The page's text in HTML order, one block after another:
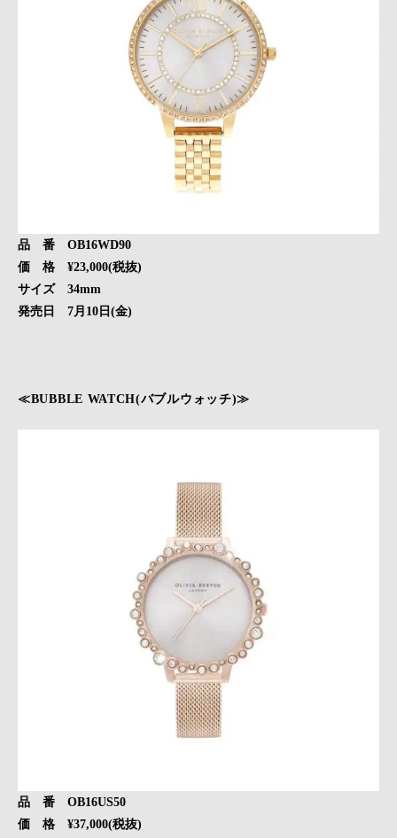
品 番 OB16WD90
価 格 ¥23,000(税抜)
サイズ 34mm
発売日 7月10日(金)
≪BUBBLE WATCH(バブルウォッチ)≫
品 番 OB16US50
価 格 ¥37,000(税抜)